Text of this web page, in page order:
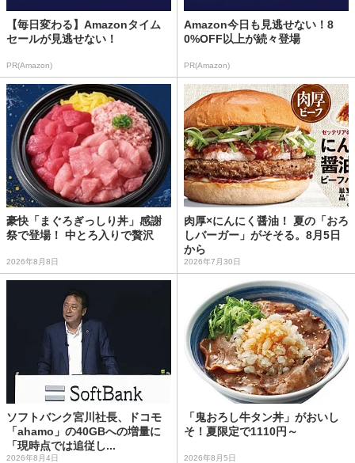
【毎日変わる】Amazonタイム
セールが見逃せない！
PR(Amazon)
Amazon今日も見逃せない！8
0%OFF以上が続々登場
PR(Amazon)
豪快「まぐろぎっしり丼」感謝
祭で登場！ 中とろ入りで贅沢
2026年8月8日
肉厚×にんにく醤油！ 夏の「おろ
しバーガー」がそそる。8月5日
から
2026年7月30日
ソフトバンク宮川社長、ドコモ
「ahamo」の40GBへの増量に
「現時点では追従し...
2026年8月4日
「鬼おろし牛タン丼」がおいし
そ！夏限定で1110円～
2026年8月5日